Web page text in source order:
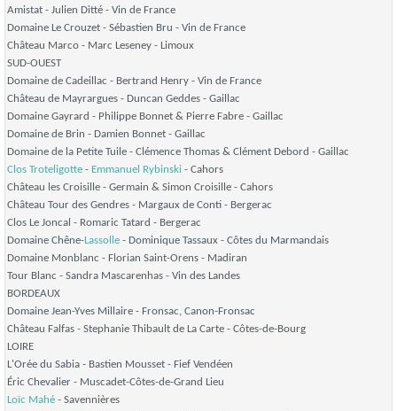
Amistat - Julien Ditté - Vin de France
Domaine Le Crouzet - Sébastien Bru - Vin de France
Château Marco - Marc Leseney - Limoux
SUD-OUEST
Domaine de Cadeillac - Bertrand Henry - Vin de France
Château de Mayrargues - Duncan Geddes - Gaillac
Domaine Gayrard - Philippe Bonnet & Pierre Fabre - Gaillac
Domaine de Brin - Damien Bonnet - Gaillac
Domaine de la Petite Tuile - Clémence Thomas & Clément Debord - Gaillac
Clos Troteligotte - Emmanuel Rybinski - Cahors
Château les Croisille - Germain & Simon Croisille - Cahors
Château Tour des Gendres - Margaux de Conti - Bergerac
Clos Le Joncal - Romaric Tatard - Bergerac
Domaine Chêne-Lassolle - Dominique Tassaux - Côtes du Marmandais
Domaine Monblanc - Florian Saint-Orens - Madiran
Tour Blanc - Sandra Mascarenhas - Vin des Landes
BORDEAUX
Domaine Jean-Yves Millaire - Fronsac, Canon-Fronsac
Château Falfas - Stephanie Thibault de La Carte - Côtes-de-Bourg
LOIRE
L'Orée du Sabia - Bastien Mousset - Fief Vendéen
Éric Chevalier - Muscadet-Côtes-de-Grand Lieu
Loïc Mahé - Savennières